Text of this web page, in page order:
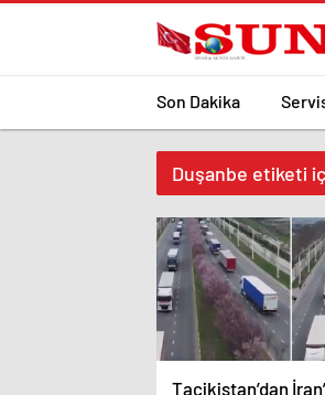
Son Dakika
Duşanbe etiketi
Tacikistan’dan